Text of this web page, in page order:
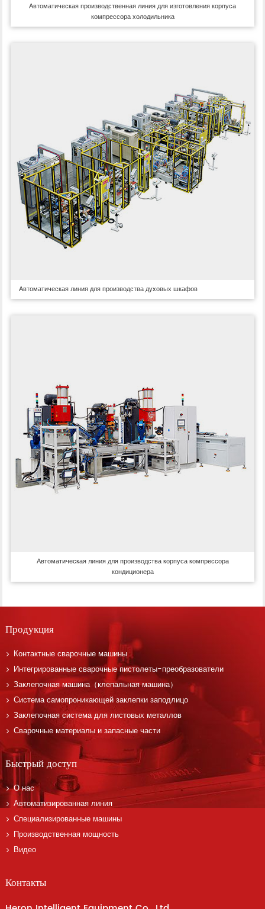
Автоматическая производственная линия для изготовления корпуса
компрессора холодильника
Автоматическая линия для производства духовых шкафов
Автоматическая линия для производства корпуса компрессора
кондиционера
Продукция
Контактные сварочные машины
Интегрированные сварочные пистолеты-преобразователи
Заклепочная машина（клепальная машина）
Система самопроникающей заклепки заподлицо
Заклепочная система для листовых металлов
Сварочные материалы и запасные части
Быстрый доступ
О нас
Автоматизированная линия
Специализированные машины
Производственная мощность
Видео
Контакты